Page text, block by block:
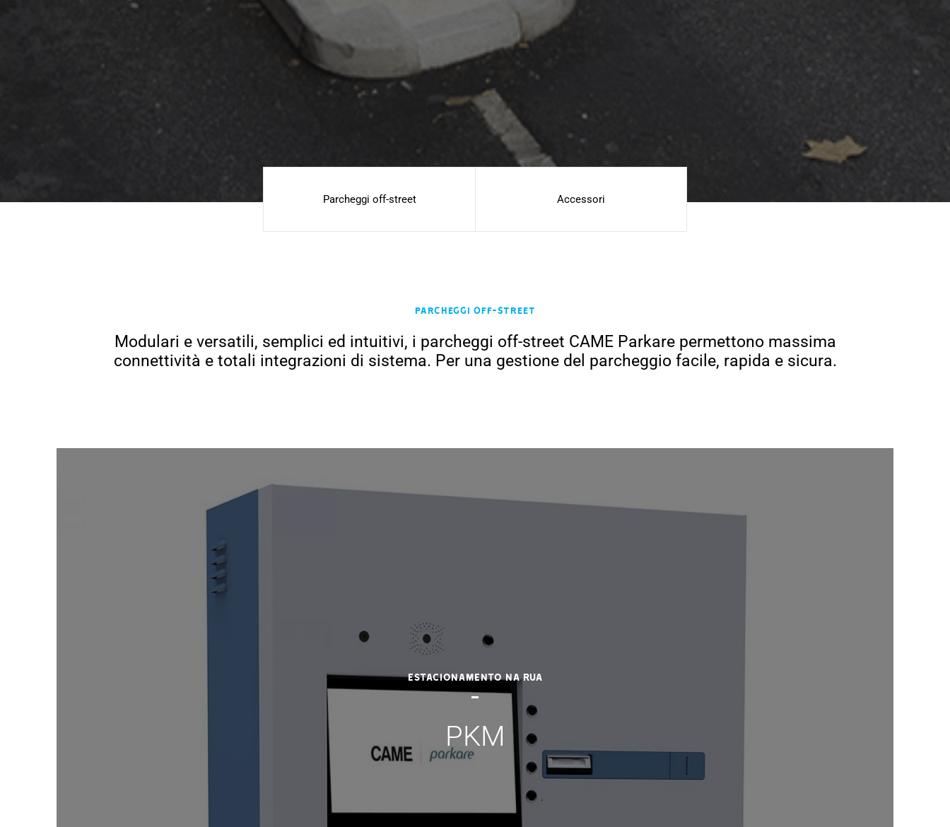
Parcheggi off-street Accessori
Parcheggi off-street
Modulari e versatili, semplici ed intuitivi, i parcheggi off-street CAME Parkare permettono massima
connettività e totali integrazioni di sistema. Per una gestione del parcheggio facile, rapida e sicura.
Estacionamento na rua
PKM